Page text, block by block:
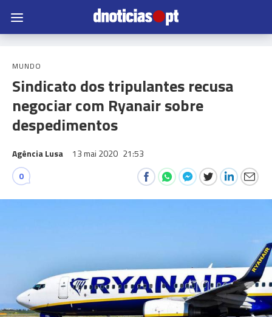
MUNDO
Sindicato dos tripulantes recusa
negociar com Ryanair sobre
despedimentos
Agência Lusa 13 mai 2020 21:53
0